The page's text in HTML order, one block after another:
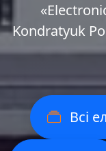
Kondratyuk
Всі